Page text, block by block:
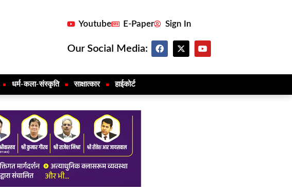
Youtube E-Paper Sign In
Our Social Media:
धर्म-कला-संस्कृति साक्षात्कार हाईकोर्ट